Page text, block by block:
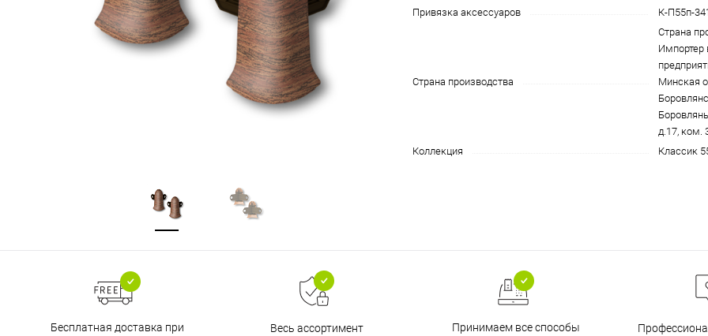
Привязка аксессуаров
К-П55п-
Страна производства
Страна
Импортер
Минская
д.17, ком.
Коллекция
Классик
Бесплатная доставка при
Весь ассортимент
Принимаем все способы